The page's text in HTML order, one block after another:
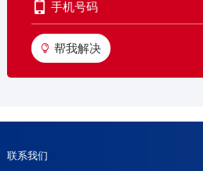
帮我解决
联系我们